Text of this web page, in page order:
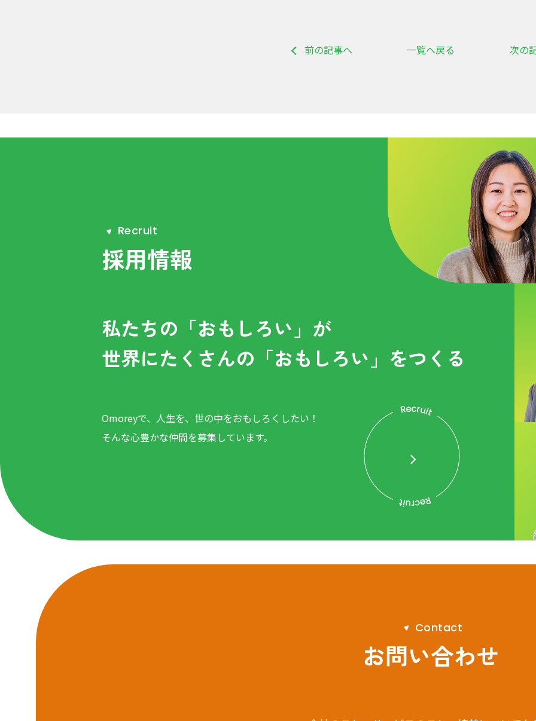
前の記事へ 次の
一覧へ戻る
Recruit
採用情報
私たちの「おもしろい」が
世界にたくさんの 「おもしろい」をつくる
Omoreyで、人生を、世の中をおもしろくしたい！
そんな心豊かな仲間を募集しています。
Contact
お問い合わせ